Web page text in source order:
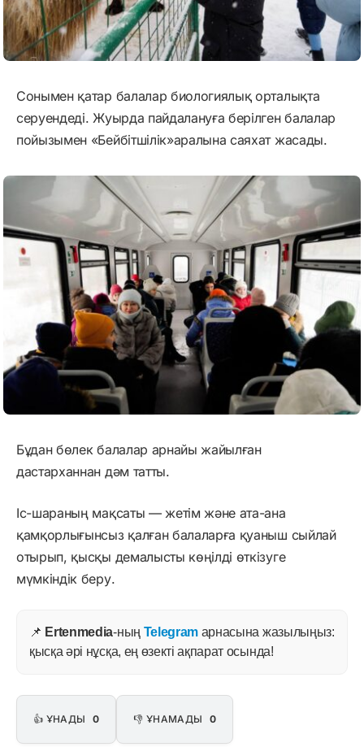
Сонымен қатар балалар биологиялық орталықта
серуендеді. Жуырда пайдалануға берілген балалар
пойызымен «Бейбітшілік»аралына саяхат жасады.
Бұдан бөлек балалар арнайы жайылған
дастарханнан дәм татты.
Іс-шараның мақсаты — жетім және ата-ана
қамқорлығынсыз қалған балаларға қуаныш сыйлай
отырып, қысқы демалысты көңілді өткізуге
мүмкіндік беру.
📌 Ertenmedia-ның Telegram арнасына жазылыңыз:
қысқа әрі нұсқа, ең өзекті ақпарат осында!
👍 ҰНАДЫ 0 👎 ҰНАМАДЫ 0